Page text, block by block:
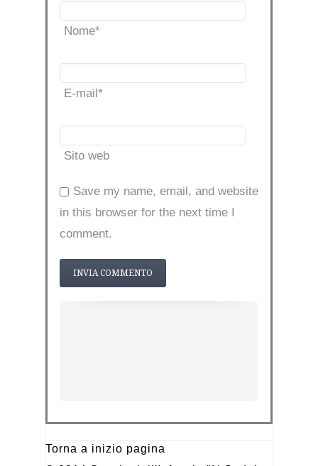
Nome*
E-mail*
Sito web
Save my name, email, and website
in this browser for the next time I
comment.
Torna a inizio pagina